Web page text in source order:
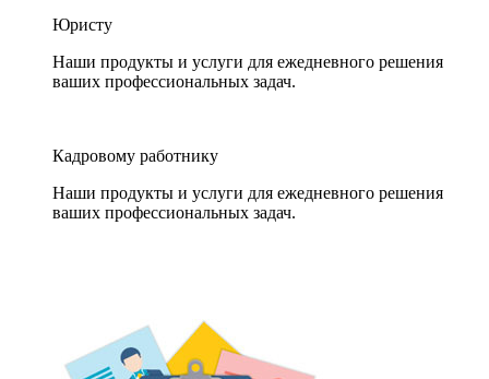
Юристу
Наши продукты и услуги для ежедневного решения
ваших профессиональных задач.
Кадровому работнику
Наши продукты и услуги для ежедневного решения
ваших профессиональных задач.